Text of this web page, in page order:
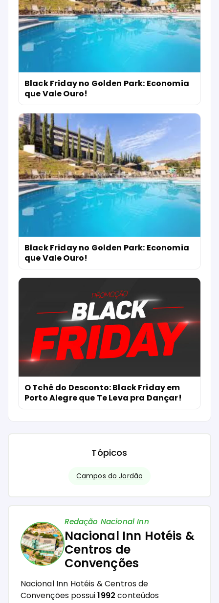
Black Friday no Golden Park: Economia
que Vale Ouro!
Black Friday no Golden Park: Economia
que Vale Ouro!
O Tchê do Desconto: Black Friday em
Porto Alegre que Te Leva pra Dançar!
Tópicos
Campos do Jordão
Redação Nacional Inn
Nacional Inn Hotéis &
Centros de
Convenções
Nacional Inn Hotéis & Centros de
Convenções possui1992 conteúdos